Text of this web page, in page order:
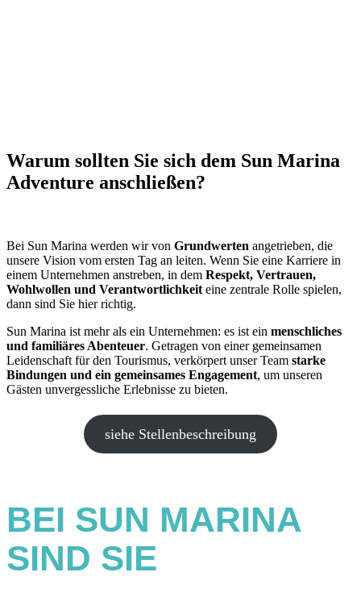
Warum sollten Sie sich dem Sun Marina
Adventure anschließen?
Bei Sun Marina werden wir von Grundwerten angetrieben, die
unsere Vision vom ersten Tag an leiten. Wenn Sie eine Karriere in
einem Unternehmen anstreben, in dem Respekt, Vertrauen,
Wohlwollen und Verantwortlichkeit eine zentrale Rolle spielen,
dann sind Sie hier richtig.
Sun Marina ist mehr als ein Unternehmen: es ist ein menschliches
und familiäres Abenteuer. Getragen von einer gemeinsamen
Leidenschaft für den Tourismus, verkörpert unser Team starke
Bindungen und ein gemeinsames Engagement, um unseren
Gästen unvergessliche Erlebnisse zu bieten.
siehe Stellenbeschreibung
BEI SUN MARINA
SIND SIE